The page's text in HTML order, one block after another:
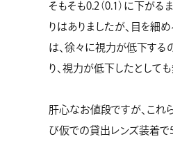
そもそも0.2（0.1）に下が
りはありましたが、目を細
は、徐々に視力が低下する
り、視力が低下したとして
肝心なお値段ですが、これ
び仮での貸出レンズ装着で